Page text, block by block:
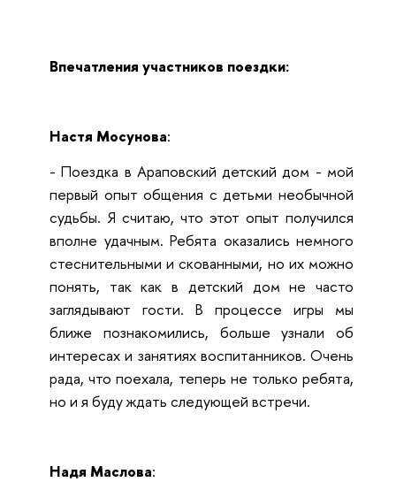
Впечатления участников поездки:
Настя Мосунова:
- Поездка в Араповский детский дом - мой
первый опыт общения с детьми необычной
судьбы. Я считаю, что этот опыт получился
вполне удачным. Ребята оказались немного
стеснительными и скованными, но их можно
понять, так как в детский дом не часто
заглядывают гости. В процессе игры мы
ближе познакомились, больше узнали об
интересах и занятиях воспитанников. Очень
рада, что поехала, теперь не только ребята,
но и я буду ждать следующей встречи.
Надя Маслова: